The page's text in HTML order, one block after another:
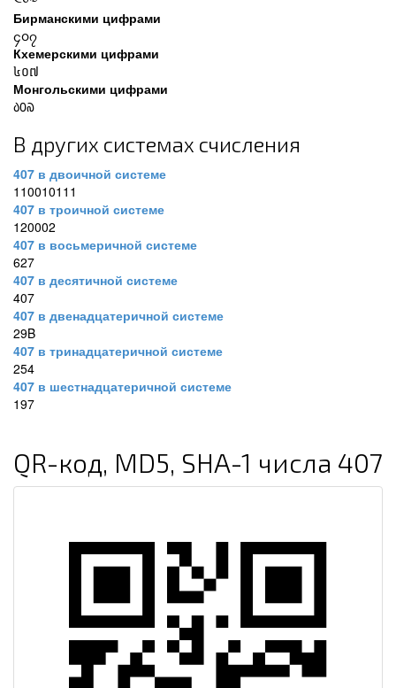
Бирманскими цифрами
၄၀၇
Кхемерскими цифрами
៤០៧
Монгольскими цифрами
᠔᠐᠗
В других системах счисления
407 в двоичной системе
110010111
407 в троичной системе
120002
407 в восьмеричной системе
627
407 в десятичной системе
407
407 в двенадцатеричной системе
29B
407 в тринадцатеричной системе
254
407 в шестнадцатеричной системе
197
QR-код, MD5, SHA-1 числа 407